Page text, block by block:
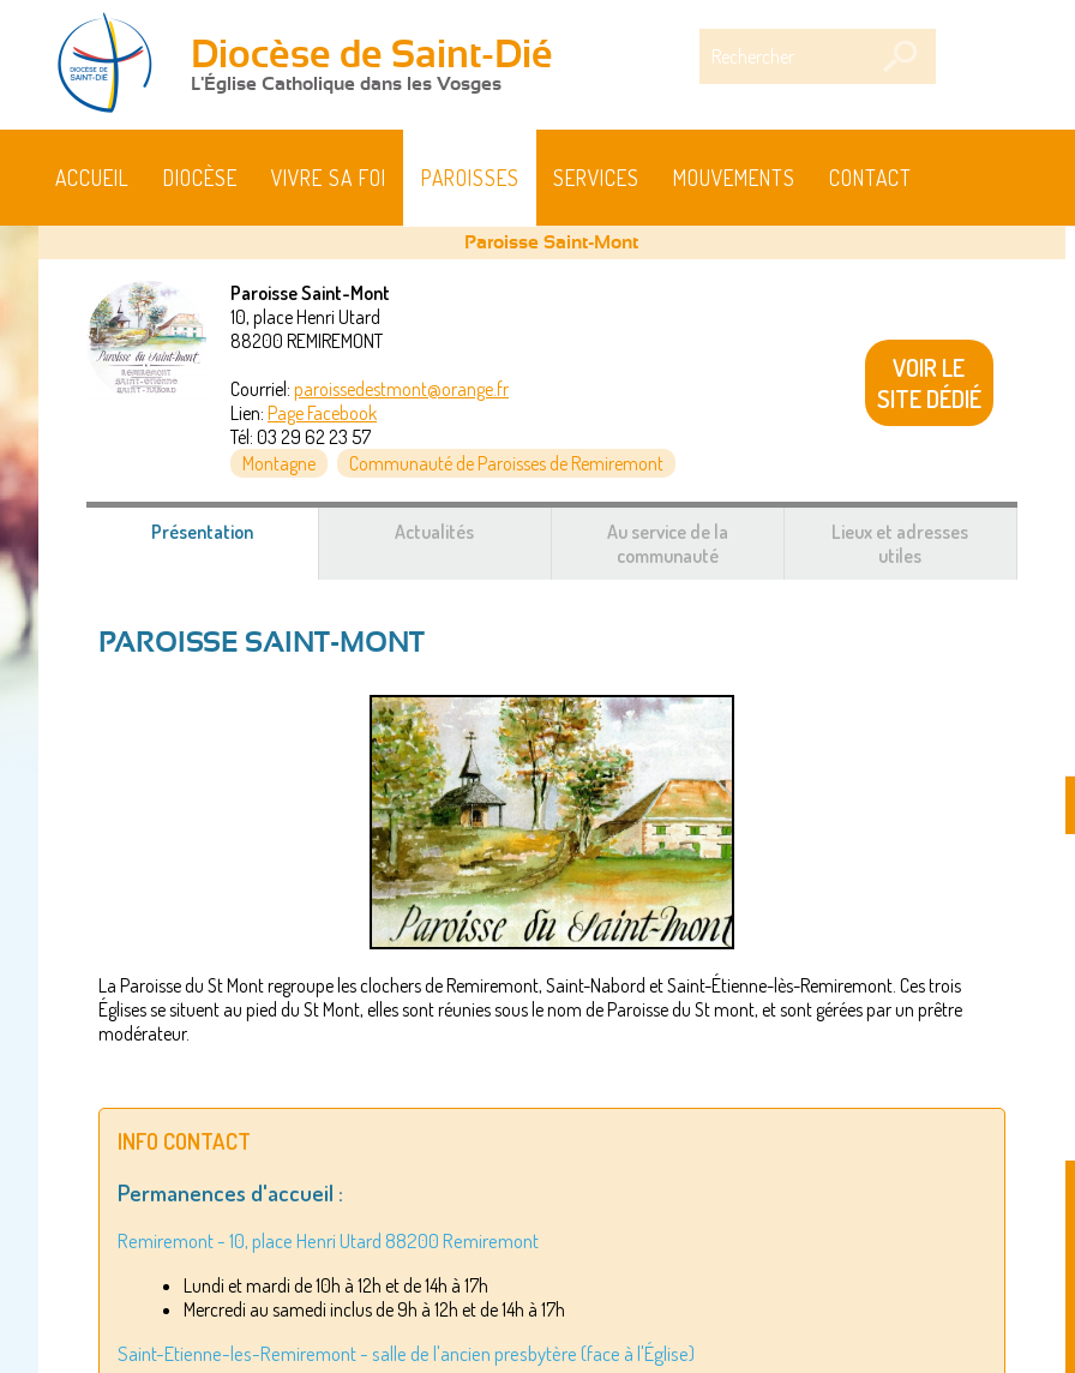
Diocèse de Saint-Dié
L'Église Catholique dans les Vosges
ACCUEIL DIOCÈSE VIVRE SA FOI PAROISSES SERVICES MOUVEMENTS CONTACT
Vous
êtes
Paroisse Saint-Mont
Paroisse Saint-Mont
10, place Henri Utard
88200 REMIREMONT
Courriel: paroissedestmont@orange.fr
Lien: Page Facebook
Tél: 03 29 62 23 57
Montagne
Communauté de Paroisses de Remiremont
VOIR LE
SITE DÉDIÉ
Présentation(onglet
Actualités
Au service de la
communauté
Lieux et adresses
utiles
PAROISSE SAINT-MONT
La Paroisse du St Mont regroupe les clochers de Remiremont, Saint-Nabord et Saint-Étienne-lès-Remiremont. Ces trois
Églises se situent au pied du St Mont, elles sont réunies sous le nom de Paroisse du St mont, et sont gérées par un prêtre
modérateur.
INFO CONTACT
Permanences d'accueil :
Remiremont - 10, place Henri Utard 88200 Remiremont
Lundi et mardi de 10h à 12h et de 14h à 17h
Mercredi au samedi inclus de 9h à 12h et de 14h à 17h
Saint-Etienne-les-Remiremont - salle de l'ancien presbytère (face à l'Église)